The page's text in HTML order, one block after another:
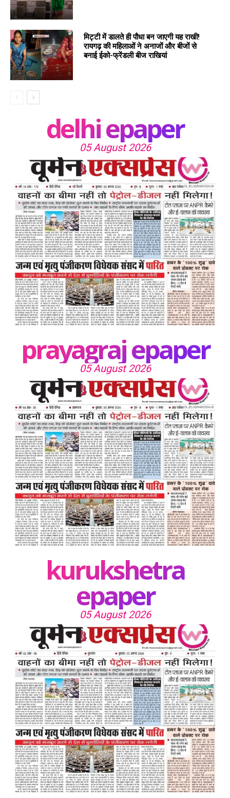
मिट्टी में डालते ही पौधा बन जाएगी यह राखी!
रायगढ़ की महिलाओं ने अनाजों और बीजों से
बनाई ईको-फ्रेंडली बीज राखियां
delhi epaper
05 August 2026
prayagraj epaper
05 August 2026
kurukshetra
epaper
05 August 2026